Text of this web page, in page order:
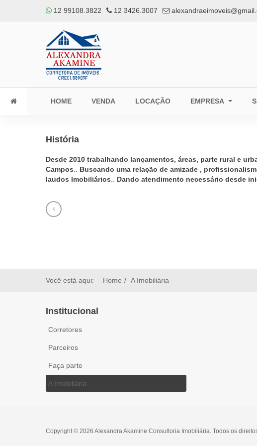
12 99108.3822 12 3426.3007
HOME VENDA LOCAÇÃO EMPRESA
História
Desde 2010 trabalhando lançamentos, áreas, parte rural e
Campos
Buscando uma relação de amizade ,
laudos Imobiliários
Dando atendimento necessário desde
Você está aqui: Home A Imobiliária
Institucional
Corretores
Parceiros
Faça parte
A Imobiliária
Copyright © 2026 Alexandra Akamine Consultoria Imobiliária. Todos os